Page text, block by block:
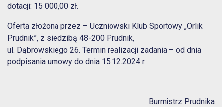
dotacji: 15 000,00 zł.
Oferta złożona przez – Uczniowski Klub Sportowy „Orlik
Prudnik”, z siedzibą 48-200 Prudnik,
ul. Dąbrowskiego 26. Termin realizacji zadania – od dnia
podpisania umowy do dnia 15.12.2024 r.
Burmistrz Prudnika